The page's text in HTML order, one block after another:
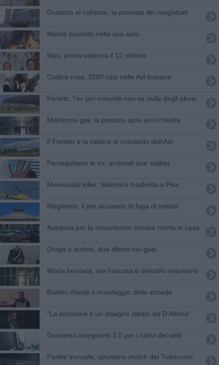
Giustizia al collasso, la protesta dei magistrati
Muore bruciato nella sua auto
Mps, prima udienza il 12 ottobre
Codice rosa, 3200 casi nelle Asl toscane
Forteto, l'ex pm minorile non sa nulla degli abusi
Matrimoni gay, la procura apre un'inchiesta
Il Forteto e la catena di comando dell'Asl
Perseguitano le ex, arrestati due stalker
Monossido killer, Valentina trasferita a Pisa
Magherini, il pm accusato di fuga di notizie
Autopsia per la novantenne trovata morta in casa
Droga e anfore, due elbani nei guai
Morta bruciata, ora l'accusa è omicidio volontario
Baldini chiede il riconteggio delle schede
"La scissione è un disegno ideato da D'Alema"
Duecento insegnanti 2.0 per i nativi del web
Partite truccate, spuntano match del Tuttocuoio